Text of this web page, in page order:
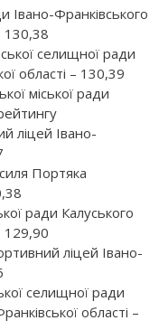
Івано-Франківського
130,38
селищної ради
області – 130,39
міської ради
ліцей Івано-
Портяка
ради Калуського
129,90
ліцей Івано-
селищної ради
області –